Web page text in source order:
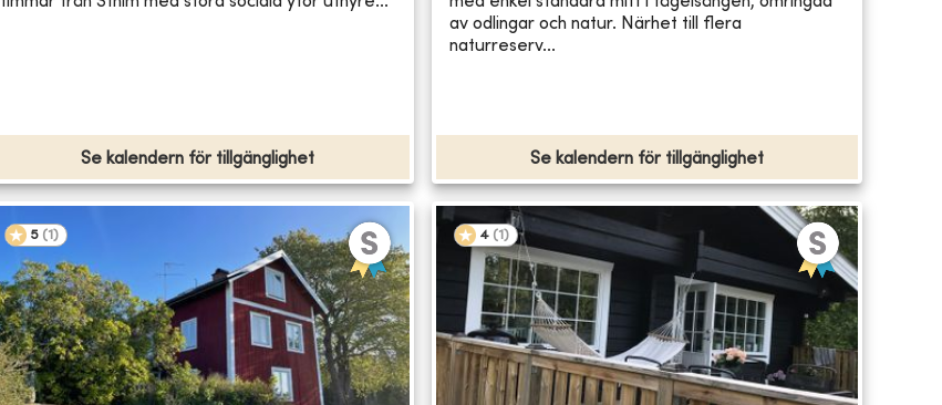
Se kalendern för tillgänglighet
av odlingar och natur. Närhet till flera
naturreserv...
Se kalendern för tillgänglighet
5 (1 ) 4 (1 )